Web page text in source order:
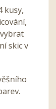
kusy,
skic v